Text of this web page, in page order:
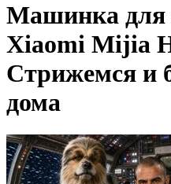
Машинка для
Xiaomi Mijia
Стрижемся и
дома